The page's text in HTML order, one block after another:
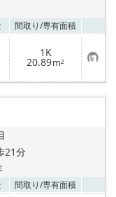
間取り/専有面積
1K
20.89m² お
気
に
り
21分
間取り/専有面積